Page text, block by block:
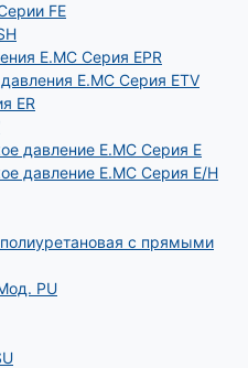
FE
E.MC Серия EPR
E.MC Серия ETV
ER
давление E.MC Серия E
давление E.MC Серия E/H
с прямыми
РU